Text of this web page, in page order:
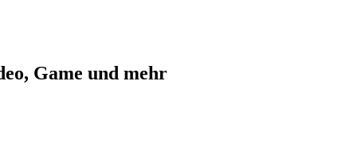
Game und mehr